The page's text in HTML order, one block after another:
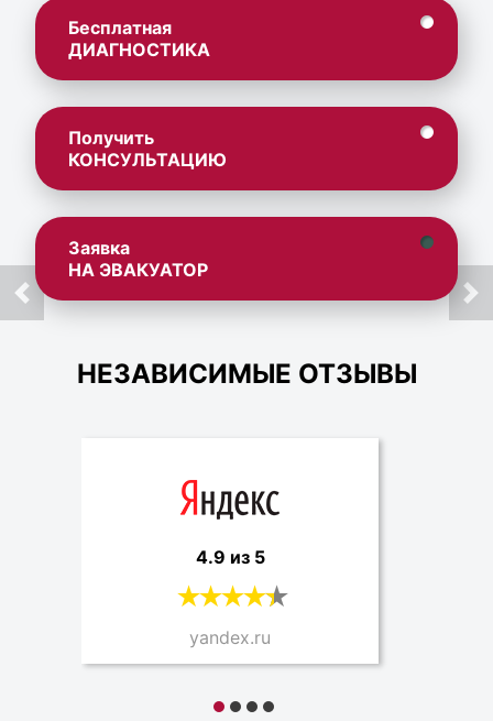
Бесплатная
ДИАГНОСТИКА
Получить
КОНСУЛЬТАЦИЮ
Заявка
НА ЭВАКУАТОР
НЕЗАВИСИМЫЕ ОТЗЫВЫ
4.9 из 5
yandex.ru